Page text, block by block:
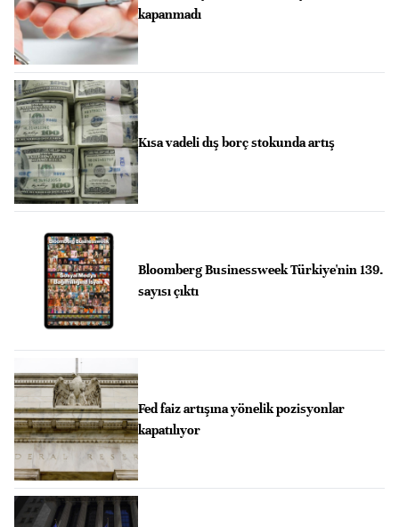
kapanmadı
Kısa vadeli dış borç stokunda artış
Bloomberg Businessweek Türkiye'nin 139.
sayısı çıktı
Fed faiz artışına yönelik pozisyonlar
kapatılıyor